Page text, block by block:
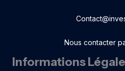
Nous contacter
Informations